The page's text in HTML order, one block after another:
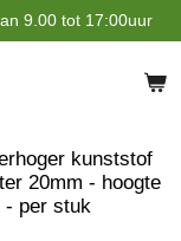
9.00 tot 17:00uur
kunststof
20mm - hoogte
- per stuk